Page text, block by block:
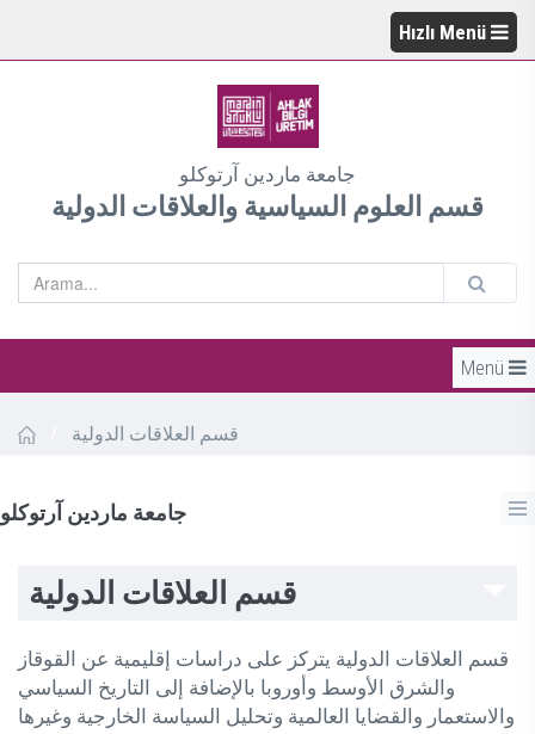
Hızlı Menü
جامعة ماردين آرتوكلو
قسم العلوم السياسية والعلاقات الدولية
Menü
قسم العلاقات الدولية
جامعة ماردين آرتوكلو
قسم العلاقات الدولية
قسم العلاقات الدولية يتركز على دراسات إقليمية عن القوقاز
والشرق الأوسط وأوروبا بالإضافة إلى التاريخ السياسي
والاستعمار والقضايا العالمية وتحليل السياسة الخارجية وغيرها